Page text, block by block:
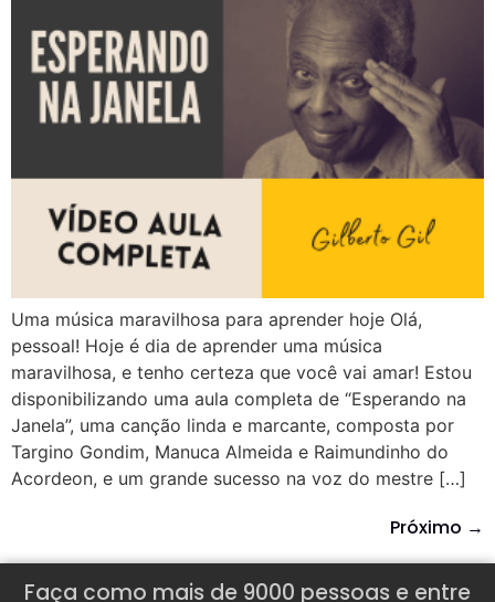
Uma música maravilhosa para aprender hoje Olá,
pessoal! Hoje é dia de aprender uma música
maravilhosa, e tenho certeza que você vai amar! Estou
disponibilizando uma aula completa de “Esperando na
Janela”, uma canção linda e marcante, composta por
Targino Gondim, Manuca Almeida e Raimundinho do
Acordeon, e um grande sucesso na voz do mestre […]
Próximo →
Faça como mais de 9000 pessoas e entre